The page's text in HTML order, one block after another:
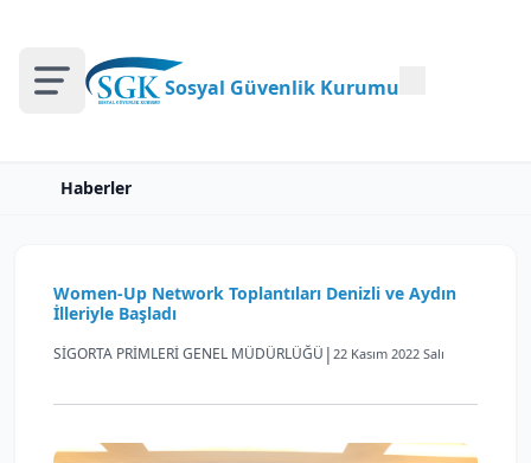
Sosyal Güvenlik Kurumu
Haberler
Women-Up Network Toplantıları Denizli ve Aydın
İlleriyle Başladı
SİGORTA PRİMLERİ GENEL MÜDÜRLÜĞÜ | 22 Kasım 2022 Salı